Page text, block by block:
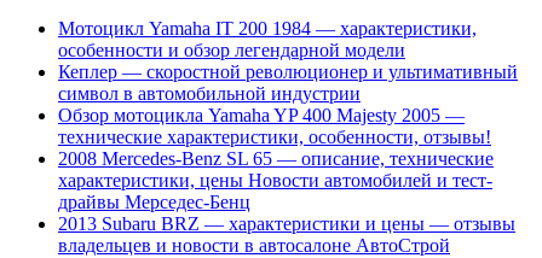
Мотоцикл Yamaha IT 200 1984 — характеристики,
особенности и обзор легендарной модели
Кеплер — скоростной революционер и ультимативный
символ в автомобильной индустрии
Обзор мотоцикла Yamaha YP 400 Majesty 2005 —
технические характеристики, особенности, отзывы!
2008 Mercedes-Benz SL 65 — описание, технические
характеристики, цены Новости автомобилей и тест-
драйвы Мерседес-Бенц
2013 Subaru BRZ — характеристики и цены — отзывы
владельцев и новости в автосалоне АвтоСтрой